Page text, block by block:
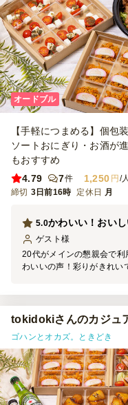
オードブル
【手軽につまめる】個包
ソートおにぎり・お酒が
もおすすめ
4.79
7件 1,250 円 /
締切 3日前16時 定休日 月
かわいい！おいし
5.0
ゲスト 様
20代がメインの懇親会で
わいいの声！彩りがきれい
tokidokiさんのカジュ
ゴハンとオカズ。ときどき